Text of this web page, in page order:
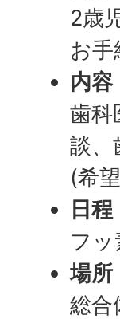
2歳
お手
内容
歯科
談、
(希
日程
フ
場所
総合